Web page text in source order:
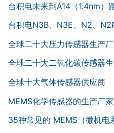
台积电未来到A14（1.4nm）
台积电N3B、N3E、N2、
全球二十大压力传感器生产
全球二十大二氧化碳传感器
全球十大气体传感器供应商
MEMS化学传感器的生产厂家
35种常见的 MEMS（微机电